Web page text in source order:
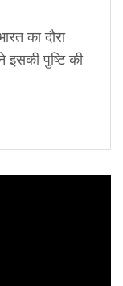
का दौरा
इसकी पुष्टि की